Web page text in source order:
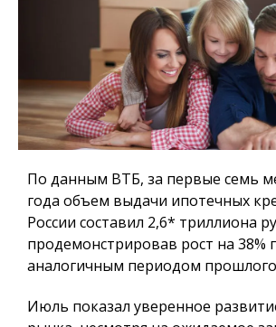
По данным ВТБ, за первые семь
года объем выдачи ипотечных
России составил 2,6* триллиона
продемонстрировав рост на 38%
аналогичным периодом прошлого
Июль показал уверенное